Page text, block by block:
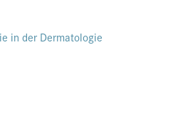
in der Dermatologie